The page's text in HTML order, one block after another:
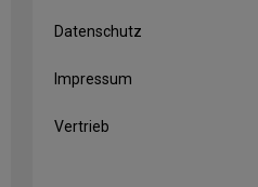
Datenschutz
Impressum
Vertrieb